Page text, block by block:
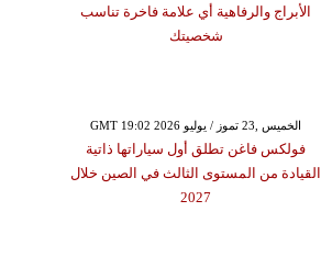
الأبراج والرفاهية أي علامة فاخرة تناسب
شخصيتك
GMT 19:02 2026 الخميس ,23 تموز / يوليو
فولكس فاغن تطلق أول سياراتها ذاتية
القيادة من المستوى الثالث في الصين خلال
2027